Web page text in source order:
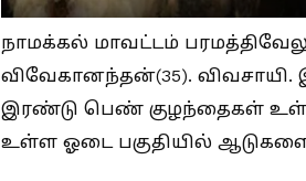
நாமக்கல் மாவட்டம்
விவேகானந்தன்(35). விவசாயி.
இரண்டு பெண் குழந்தைகள்
உள்ள ஓடை பகுதியில்